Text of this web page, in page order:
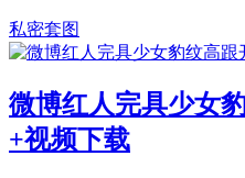
私密套图
微博红人完具少女
+视频下载